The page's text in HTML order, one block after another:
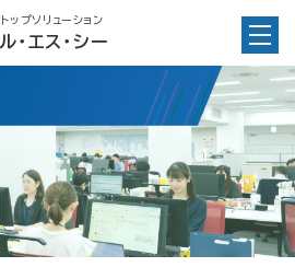
ップソリューション
・エス・シー